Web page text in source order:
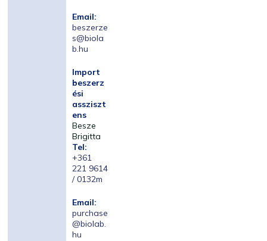
Email:
beszerze
s@biola
b.hu
Import
beszerz
ési
assziszt
ens
Besze
Brigitta
Tel:
+361
221 9614
/ 0132m
Email:
purchase
@biolab.
hu